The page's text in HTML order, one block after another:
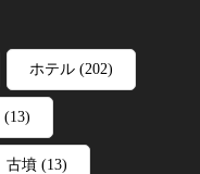
ホテル (202)
(13)
古墳 (13)